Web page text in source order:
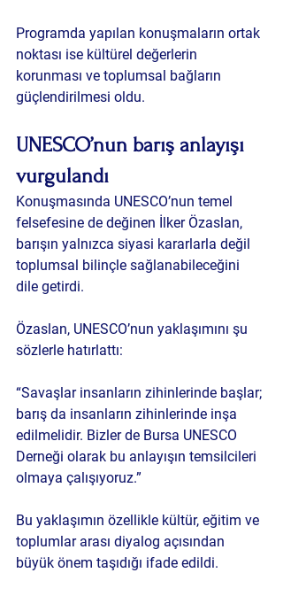
Programda yapılan konuşmaların ortak
noktası ise kültürel değerlerin
korunması ve toplumsal bağların
güçlendirilmesi oldu.
UNESCO’nun barış anlayışı
vurgulandı
Konuşmasında UNESCO’nun temel
felsefesine de değinen İlker Özaslan,
barışın yalnızca siyasi kararlarla değil
toplumsal bilinçle sağlanabileceğini
dile getirdi.
Özaslan, UNESCO’nun yaklaşımını şu
sözlerle hatırlattı:
“Savaşlar insanların zihinlerinde başlar;
barış da insanların zihinlerinde inşa
edilmelidir. Bizler de Bursa UNESCO
Derneği olarak bu anlayışın temsilcileri
olmaya çalışıyoruz.”
Bu yaklaşımın özellikle kültür, eğitim ve
toplumlar arası diyalog açısından
büyük önem taşıdığı ifade edildi.